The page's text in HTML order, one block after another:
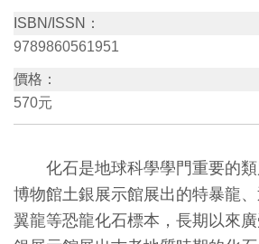
動
出
典
ISBN/ISSN：
9789860561951
價格：
570元
化石是地球科學學門重要的類
博物館土銀展示館展出的特暴龍
翼龍等恐龍化石標本，長期以來